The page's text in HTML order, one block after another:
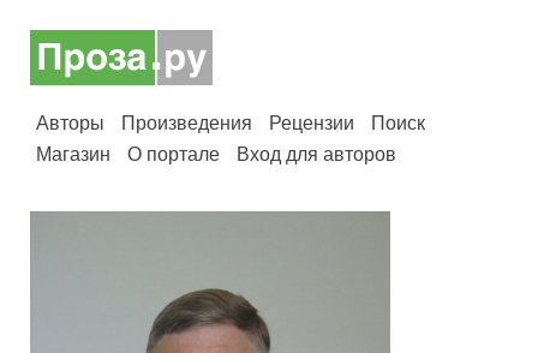
Авторы Произведения Рецензии
Поиск
Магазин
О портале Вход для авторов